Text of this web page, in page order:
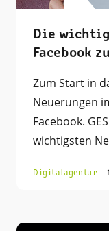
Die
Facebook
Zum Start in
Neuerungen
Facebook.
wichtigsten
Digitalagentur